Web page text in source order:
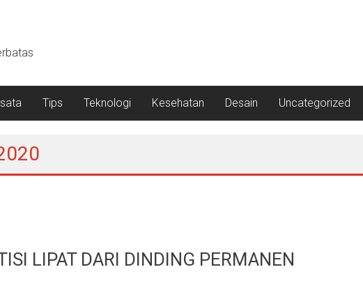
Tips Teknologi Kesehatan Desain Uncategorized
LIPAT DARI DINDING PERMANEN